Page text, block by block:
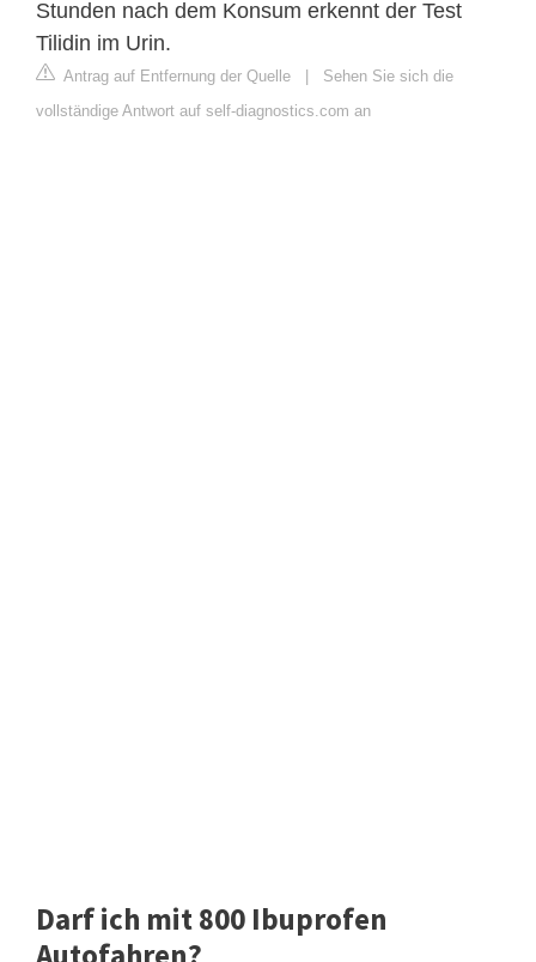
Stunden nach dem Konsum erkennt der Test
Tilidin im Urin.
Antrag auf Entfernung der Quelle | Sehen Sie sich die
vollständige Antwort auf self-diagnostics.com an
Darf ich mit 800 Ibuprofen
Autofahren?